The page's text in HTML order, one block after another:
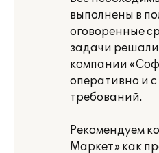
выполнены в
оговоренные
задачи
компании
оперативно и
требований.
Рекомендуем
Маркет» как